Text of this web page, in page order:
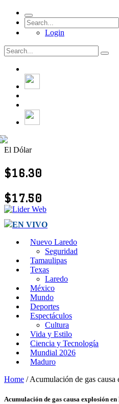
Login
El Dólar
$16.30
$17.50
EN VIVO
Nuevo Laredo
Seguridad
Tamaulipas
Texas
Laredo
México
Mundo
Deportes
Espectáculos
Cultura
Vida y Estilo
Ciencia y Tecnología
Mundial 2026
Maduro
Home / Acumulación de gas
Acumulación de gas causa explosión